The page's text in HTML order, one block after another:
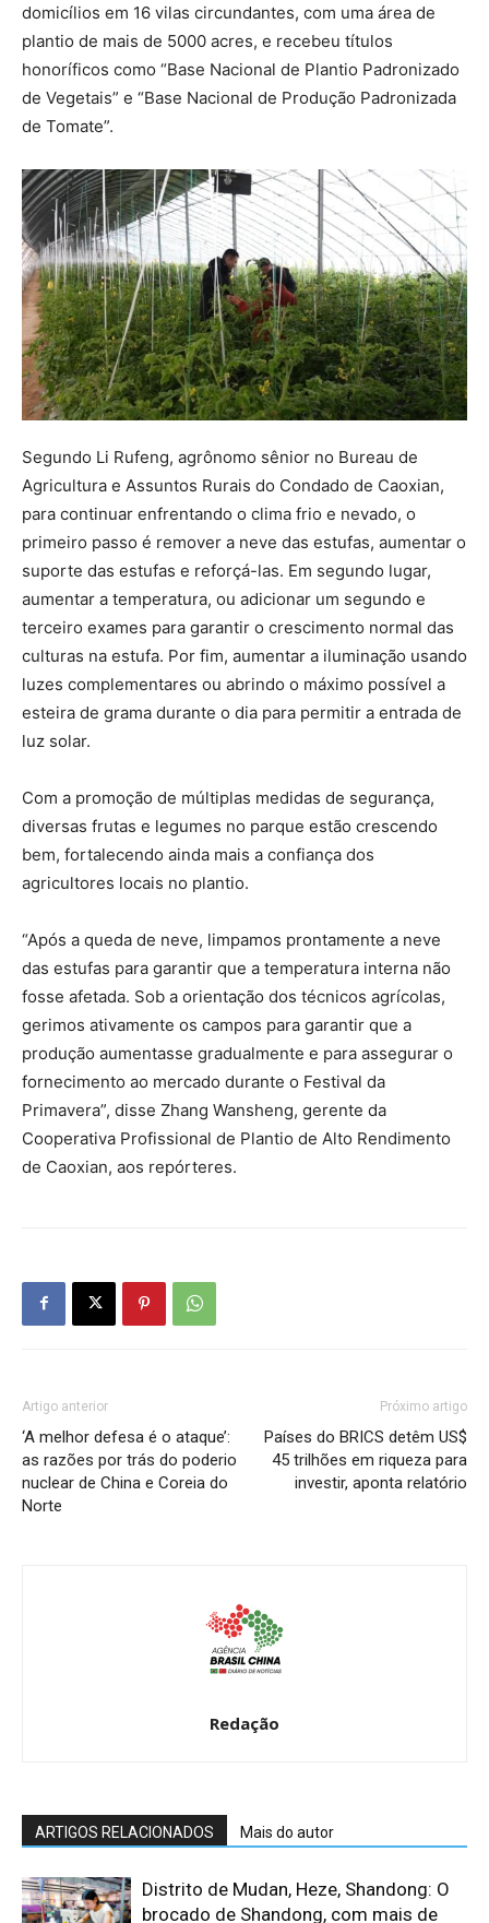
domicílios em 16 vilas circundantes, com uma área de
plantio de mais de 5000 acres, e recebeu títulos
honoríficos como “Base Nacional de Plantio Padronizado
de Vegetais” e “Base Nacional de Produção Padronizada
de Tomate”.
Segundo Li Rufeng, agrônomo sênior no Bureau de
Agricultura e Assuntos Rurais do Condado de Caoxian,
para continuar enfrentando o clima frio e nevado, o
primeiro passo é remover a neve das estufas, aumentar o
suporte das estufas e reforçá-las. Em segundo lugar,
aumentar a temperatura, ou adicionar um segundo e
terceiro exames para garantir o crescimento normal das
culturas na estufa. Por fim, aumentar a iluminação usando
luzes complementares ou abrindo o máximo possível a
esteira de grama durante o dia para permitir a entrada de
luz solar.
Com a promoção de múltiplas medidas de segurança,
diversas frutas e legumes no parque estão crescendo
bem, fortalecendo ainda mais a confiança dos
agricultores locais no plantio.
“Após a queda de neve, limpamos prontamente a neve
das estufas para garantir que a temperatura interna não
fosse afetada. Sob a orientação dos técnicos agrícolas,
gerimos ativamente os campos para garantir que a
produção aumentasse gradualmente e para assegurar o
fornecimento ao mercado durante o Festival da
Primavera”, disse Zhang Wansheng, gerente da
Cooperativa Profissional de Plantio de Alto Rendimento
de Caoxian, aos repórteres.
Artigo anterior
‘A melhor defesa é o ataque’:
as razões por trás do poderio
nuclear de China e Coreia do
Norte
Próximo artigo
Países do BRICS detêm US$
45 trilhões em riqueza para
investir, aponta relatório
Redação
ARTIGOS RELACIONADOS Mais do autor
Distrito de Mudan, Heze, Shandong: O
brocado de Shandong, com mais de